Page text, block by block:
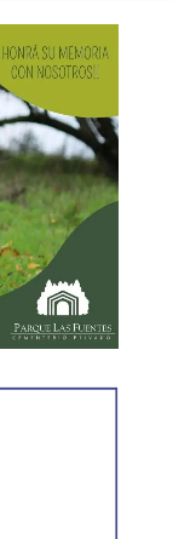
durante las
será
de trabajo y dos
incrementar
tareas de
Alto Valle.
el relevamiento
condiciones de